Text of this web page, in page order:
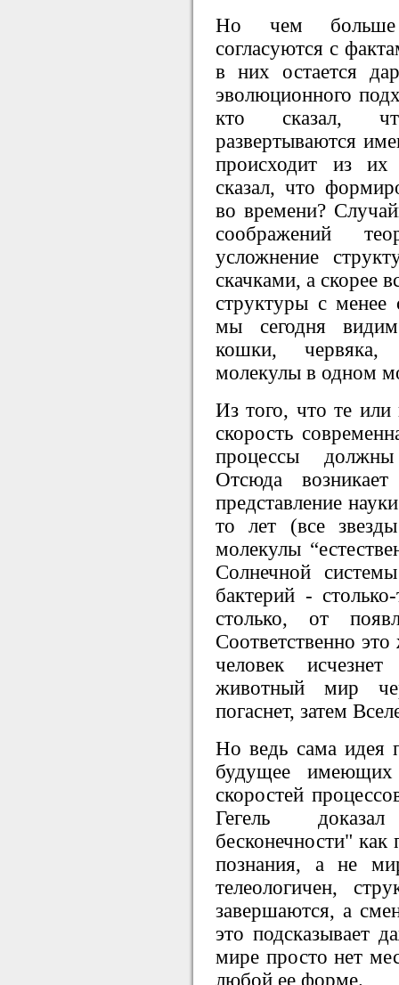
Но чем больше
согласуются с
в них остается
эволюционного
кто сказал,
развертываются
происходит из
сказал, что
во времени?
соображений
усложнение
скачками, а скорее
структуры с
мы сегодня видим
кошки,
молекулы в одном
Из того, что те
скорость
процессы
Отсюда
представление
то лет (все
молекулы
Солнечной
бактерий -
столько, от
Соответственно
человек
животный мир
погаснет, затем
Но ведь сама идея
будущее
скоростей
Гегель
бесконечности" как
познания, а не
телеологичен,
завершаются, а
это подсказывает
мире просто нет
любой ее форме.